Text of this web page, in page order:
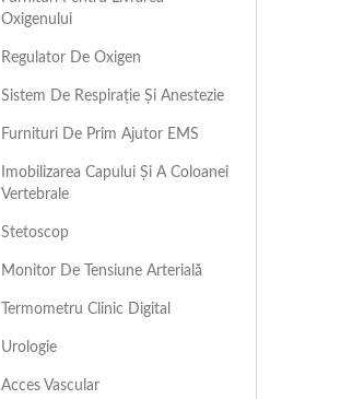
Oxigenului
Regulator De Oxigen
Sistem De Respirație Și Anestezie
Furnituri De Prim Ajutor EMS
Imobilizarea Capului Și A Coloanei
Vertebrale
Stetoscop
Monitor De Tensiune Arterială
Termometru Clinic Digital
Urologie
Acces Vascular